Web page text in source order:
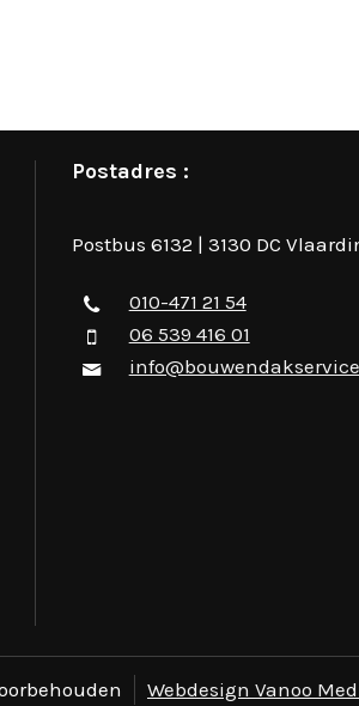
Postadres :
Postbus 6132 | 3130 DC
010-471 21 54
06 539 416 01
Webdesign Vanoo